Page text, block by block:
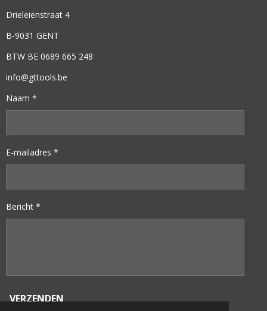
Drieleienstraat 4
B-9031 GENT
BTW BE 0689 665 248
info@gttools.be
Naam *
E-mailadres *
Bericht *
VERZENDEN